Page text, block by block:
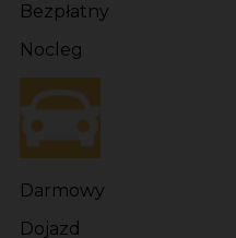
Bezpłatny
Nocleg
Darmowy
Dojazd